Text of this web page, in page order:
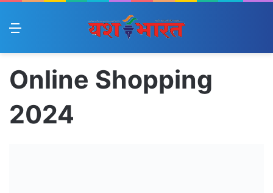
Menu
Online Shopping
2024